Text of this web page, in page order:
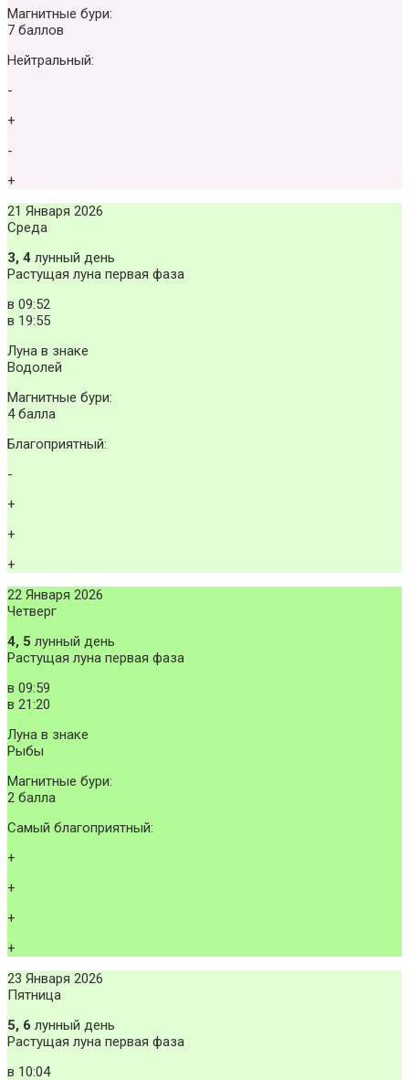
Магнитные бури:
7 баллов
Нейтральный:
-
+
-
+
21 Января 2026
Среда
3, 4 лунный день
Растущая луна первая фаза
в 09:52
в 19:55
Луна в знаке
Водолей
Магнитные бури:
4 балла
Благоприятный:
-
+
+
+
22 Января 2026
Четверг
4, 5 лунный день
Растущая луна первая фаза
в 09:59
в 21:20
Луна в знаке
Рыбы
Магнитные бури:
2 балла
Самый благоприятный:
+
+
+
+
23 Января 2026
Пятница
5, 6 лунный день
Растущая луна первая фаза
в 10:04